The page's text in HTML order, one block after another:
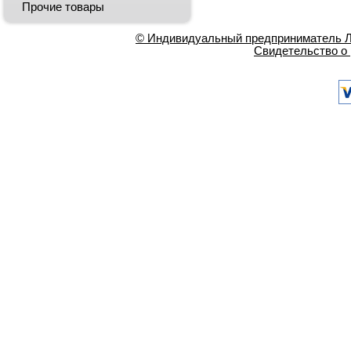
Прочие товары
© Индивидуальный предприниматель
Свидетельство